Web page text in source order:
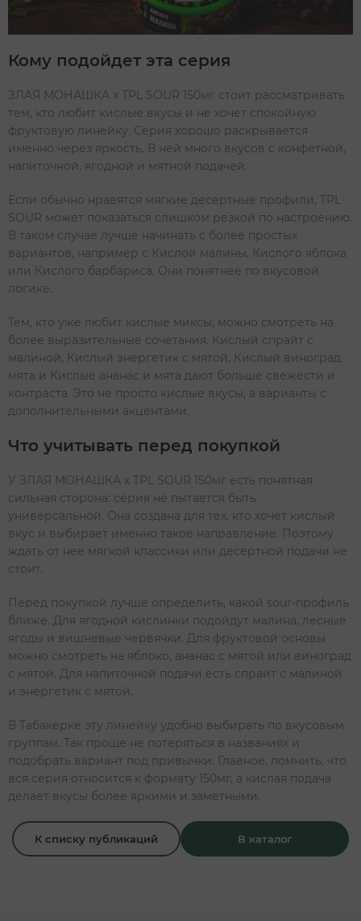
Кому подойдет эта серия
ЗЛАЯ МОНАШКА х TPL SOUR 150мг стоит рассматривать
тем, кто любит кислые вкусы и не хочет спокойную
фруктовую линейку. Серия хорошо раскрывается
именно через яркость. В ней много вкусов с конфетной,
напиточной, ягодной и мятной подачей.
Если обычно нравятся мягкие десертные профили, TPL
SOUR может показаться слишком резкой по настроению.
В таком случае лучше начинать с более простых
вариантов, например с Кислой малины, Кислого яблока
или Кислого барбариса. Они понятнее по вкусовой
логике.
Тем, кто уже любит кислые миксы, можно смотреть на
более выразительные сочетания. Кислый спрайт с
малиной, Кислый энергетик с мятой, Кислый виноград
мята и Кислые ананас и мята дают больше свежести и
контраста. Это не просто кислые вкусы, а варианты с
дополнительными акцентами.
Что учитывать перед покупкой
У ЗЛАЯ МОНАШКА х TPL SOUR 150мг есть понятная
сильная сторона: серия не пытается быть
универсальной. Она создана для тех, кто хочет кислый
вкус и выбирает именно такое направление. Поэтому
ждать от нее мягкой классики или десертной подачи не
стоит.
Перед покупкой лучше определить, какой sour-профиль
ближе. Для ягодной кислинки подойдут малина, лесные
ягоды и вишневые червячки. Для фруктовой основы
можно смотреть на яблоко, ананас с мятой или виноград
с мятой. Для напиточной подачи есть спрайт с малиной
и энергетик с мятой.
В Табакерке эту линейку удобно выбирать по вкусовым
группам. Так проще не потеряться в названиях и
подобрать вариант под привычки. Главное, помнить, что
вся серия относится к формату 150мг, а кислая подача
делает вкусы более яркими и заметными.
К списку публикаций В каталог